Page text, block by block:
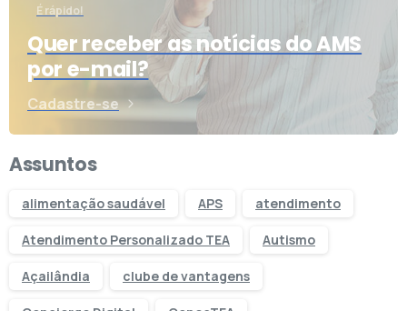
É rápido!
Quer receber as notícias do AMS
por e-mail?
Cadastre-se
Assuntos
alimentação saudável APS atendimento
Atendimento Personalizado TEA Autismo
Açailândia clube de vantagens